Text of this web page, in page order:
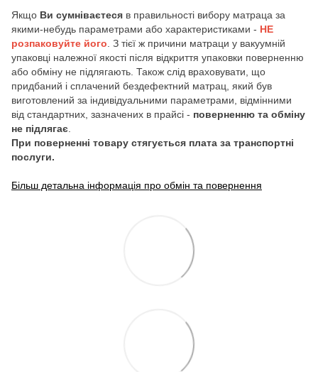
Якщо Ви сумніваєтеся в правильності вибору матраца за
якими-небудь параметрами або характеристиками - НЕ
розпаковуйте його . З тієї ж причини матраци у вакуумній
упаковці належної якості після відкриття упаковки поверненню
або обміну не підлягають. Також слід враховувати, що
придбаний і сплачений бездефектний матрац, який був
виготовлений за індивідуальними параметрами, відмінними
від стандартних, зазначених в прайсі - поверненню та обміну
не підлягає
При поверненні товару стягується плата за транспортні
послуги.
Більш детальна інформація про обмін та повернення